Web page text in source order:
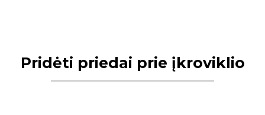
Pridėti priedai prie įkroviklio